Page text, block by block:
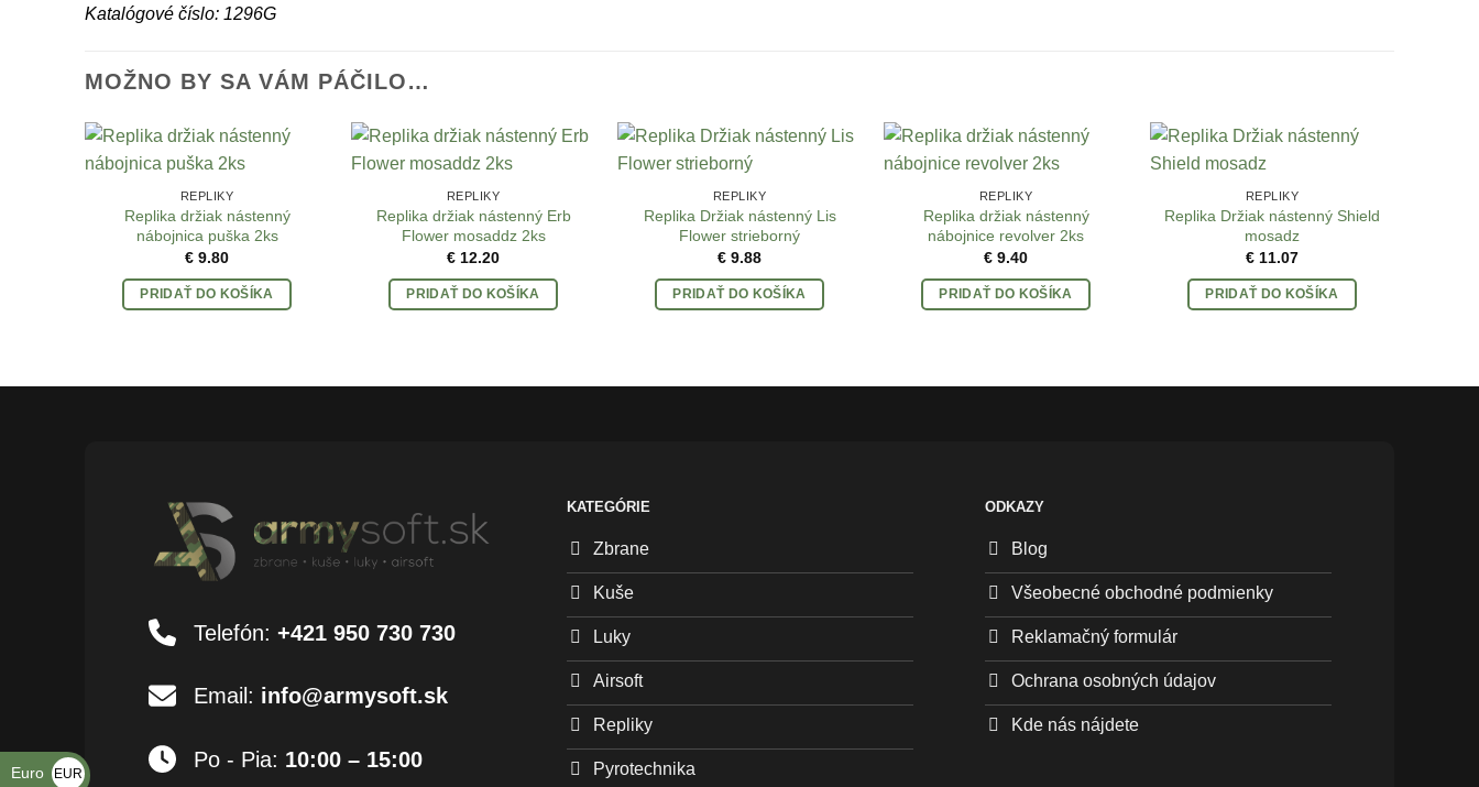
Katalógové číslo: 1296G
MOŽNO BY SA VÁM PÁČILO…
REPLIKY
Replika držiak nástenný
nábojnica puška 2ks
€ 9.80
PRIDAŤ DO KOŠÍKA
REPLIKY
Replika držiak nástenný Erb
Flower mosaddz 2ks
€ 12.20
PRIDAŤ DO KOŠÍKA
REPLIKY
Replika Držiak nástenný Lis
Flower strieborný
€ 9.88
PRIDAŤ DO KOŠÍKA
REPLIKY
Replika držiak nástenný
nábojnice revolver 2ks
€ 9.40
PRIDAŤ DO KOŠÍKA
REPLIKY
Replika Držiak nástenný Shield
mosadz
€ 11.07
PRIDAŤ DO KOŠÍKA
Telefón: +421 950 730 730
Email: info@armysoft.sk
Po - Pia: 10:00 – 15:00
KATEGÓRIE
Zbrane
Kuše
Luky
Airsoft
Repliky
Pyrotechnika
ODKAZY
Blog
Všeobecné obchodné podmienky
Reklamačný formulár
Ochrana osobných údajov
Kde nás nájdete
Euro EUR